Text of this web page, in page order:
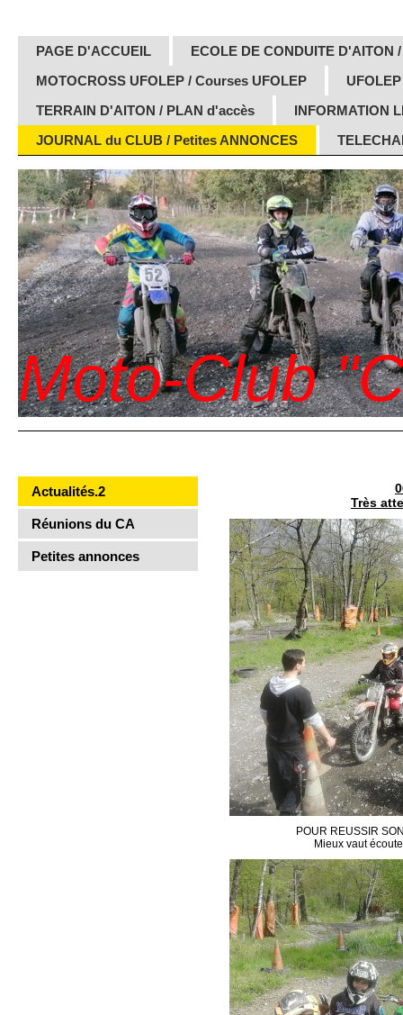
PAGE D'ACCUEIL
ECOLE DE CONDUITE D'AITON
MOTOCROSS UFOLEP / Courses UFOLEP
TERRAIN D'AITON / PLAN d'accès
INFORMATION
JOURNAL du CLUB / Petites ANNONCES
Moto-Club
Actualités.2
Réunions du CA
Petites annonces
Très
POUR REUSSIR
Mieux vaut